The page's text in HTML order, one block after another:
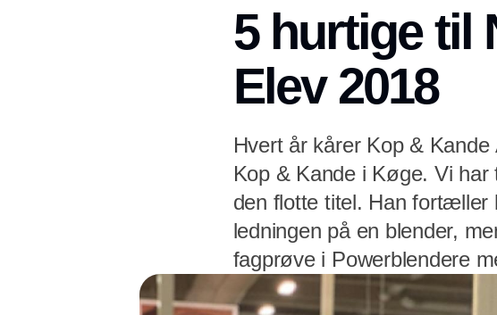
5 hurtige til
Elev 2018
Hvert år kårer Kop &
Kop & Kande i Køge. Vi
den flotte titel. Han fortæller
ledningen på en blender,
fagprøve i Powerblendere